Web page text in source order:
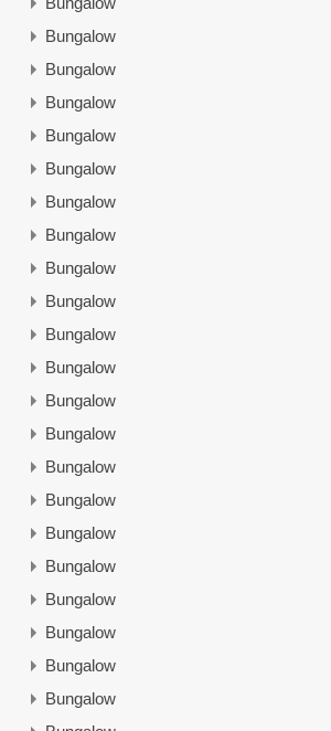
Bungalow
Bungalow
Bungalow
Bungalow
Bungalow
Bungalow
Bungalow
Bungalow
Bungalow
Bungalow
Bungalow
Bungalow
Bungalow
Bungalow
Bungalow
Bungalow
Bungalow
Bungalow
Bungalow
Bungalow
Bungalow